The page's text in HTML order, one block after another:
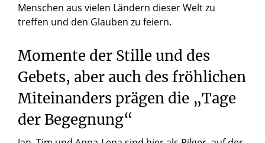
Menschen aus vielen Ländern dieser Welt zu
treffen und den Glauben zu feiern.
Momente der Stille und des
Gebets, aber auch des fröhlichen
Miteinanders prägen die „Tage
der Begegnung“